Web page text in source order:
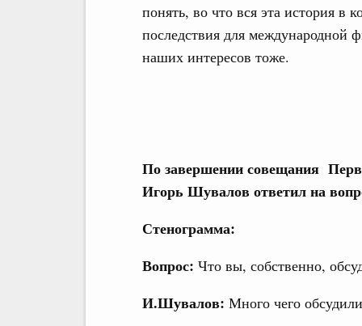
понять, во что вся эта история в
последствия для международной
наших интересов тоже.
По завершении совещания
Игорь Шувалов ответил на
Стенограмма:
Вопрос: Что вы, собственно,
И.Шувалов: Много чего